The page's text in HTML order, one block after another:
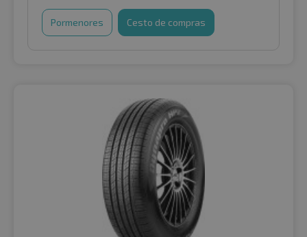
Pormenores Cesto de compras